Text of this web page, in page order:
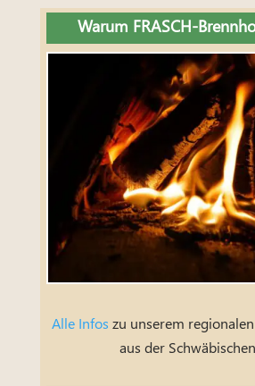
Warum FRASCH-
Alle Infos zu unserem
aus der